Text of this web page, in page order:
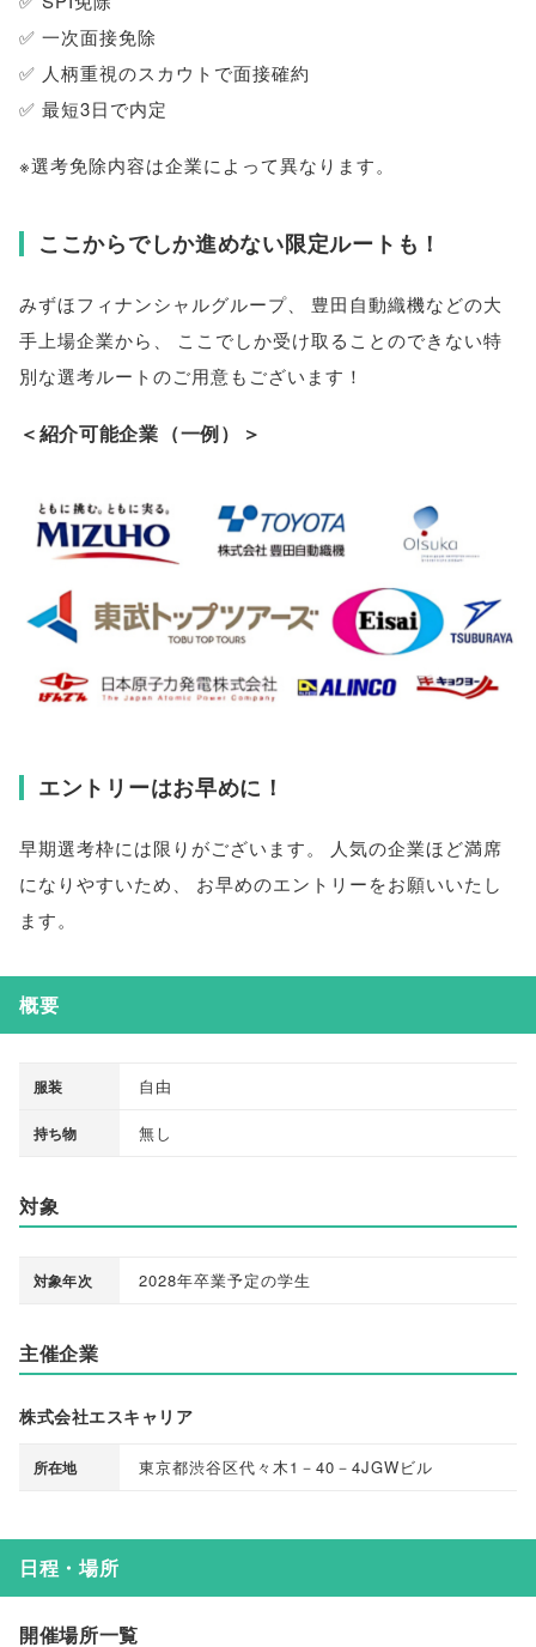
✅ 一次面接免除
✅ 人柄重視のスカウトで面接確約
✅ 最短3日で内定
※選考免除内容は企業によって異なります。
ここからでしか進めない限定ルートも！
みずほフィナンシャルグループ、
豊田自動織機などの大
手上場企業から
ここでしか受け取ることのできない特
別な選考ルートのご用意もございます！
＜紹介可能企業 （一例） ＞
エントリーはお早めに！
早期選考枠には限りがございます。
人気の企業ほど満席
になりやすいため
お早めのエントリーをお願いいたし
ます。
概要
服装 自由
持ち物 無し
対象
対象年次 2028年卒業予定の学生
主催企業
株式会社エスキャリア
所在地 東京都渋谷区代々木1－40－4JGWビル
日程・場所
開催場所一覧